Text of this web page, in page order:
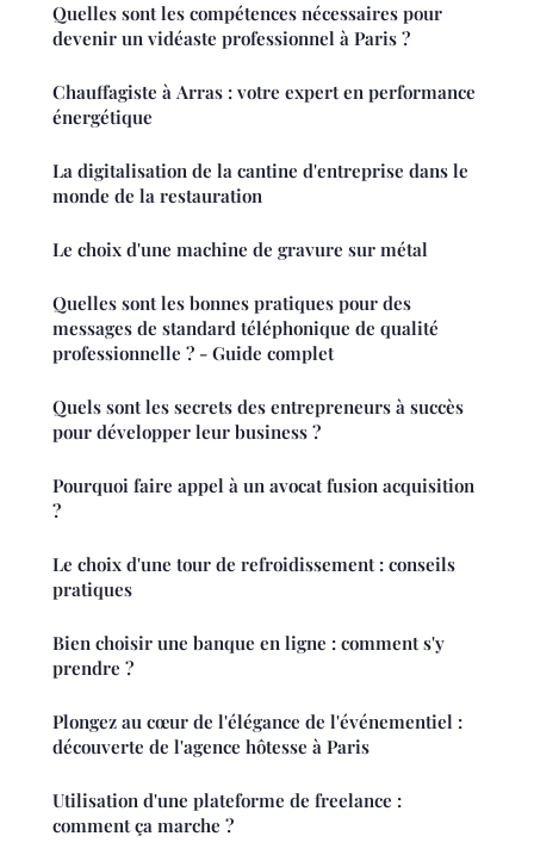
Quelles sont les compétences nécessaires pour
devenir un vidéaste professionnel à Paris ?
Chauffagiste à Arras : votre expert en performance
énergétique
La digitalisation de la cantine d'entreprise dans le
monde de la restauration
Le choix d'une machine de gravure sur métal
Quelles sont les bonnes pratiques pour des
messages de standard téléphonique de qualité
professionnelle ? - Guide complet
Quels sont les secrets des entrepreneurs à succès
pour développer leur business ?
Pourquoi faire appel à un avocat fusion acquisition
?
Le choix d'une tour de refroidissement : conseils
pratiques
Bien choisir une banque en ligne : comment s'y
prendre ?
Plongez au cœur de l'élégance de l'événementiel :
découverte de l'agence hôtesse à Paris
Utilisation d'une plateforme de freelance :
comment ça marche ?